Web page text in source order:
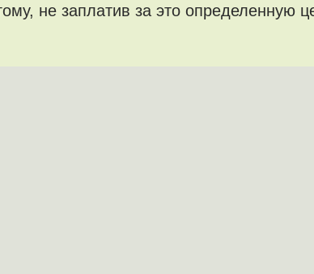
не заплатив за это определенную